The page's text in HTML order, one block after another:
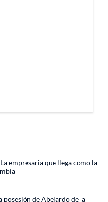
empresaria que llega como la
posesión de Abelardo de la